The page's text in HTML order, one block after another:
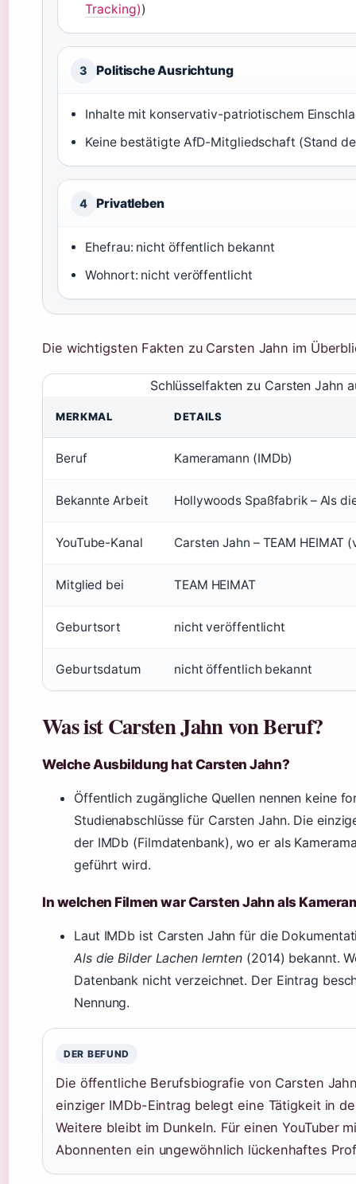
Tracking))
3 Politische Ausrichtung
Inhalte mit konservativ-patriotischem
Keine bestätigte AfD-Mitgliedschaft (Stand
4 Privatleben
Ehefrau: nicht öffentlich bekannt
Wohnort: nicht veröffentlicht
Die wichtigsten Fakten zu Carsten Jahn im
Schlüsselfakten zu Carsten Jahn
MERKMAL DETAILS
Beruf Kameramann (IMDb)
Bekannte Arbeit Hollywoods Spaßfabrik – Als
YouTube-Kanal Carsten Jahn – TEAM HEIMAT
Mitglied bei TEAM HEIMAT
Geburtsort nicht veröffentlicht
Geburtsdatum nicht öffentlich bekannt
Was ist Carsten Jahn von Beruf?
Welche Ausbildung hat Carsten Jahn?
Öffentlich zugängliche Quellen nennen keine
Studienabschlüsse für Carsten Jahn. Die
der IMDb (Filmdatenbank), wo er als
geführt wird.
In welchen Filmen war Carsten Jahn als
Laut IMDb ist Carsten Jahn für die
Als die Bilder Lachen lernten (2014) bekannt.
Datenbank nicht verzeichnet. Der Eintrag
Nennung.
DER BEFUND
Die öffentliche Berufsbiografie von Carsten
einziger IMDb-Eintrag belegt eine Tätigkeit in
Weitere bleibt im Dunkeln. Für einen YouTuber
Abonnenten ein ungewöhnlich lückenhaftes